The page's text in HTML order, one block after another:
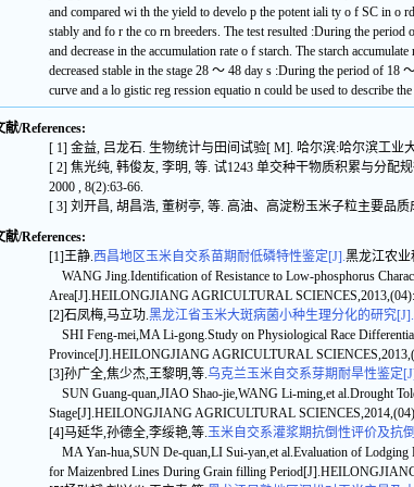
and compared wi th the yield to develo p the potent iali ty o f SC in o
stably and fo r the co rn breeders. The test resulted :During the
and decrease in the accumulation rate o f starch. The starch
decreased stable in the stage 28 ～ 48 day s :During the period of 18
curve and a lo gistic reg ression equatio n could be used to describe
献/References:
[ 1] 金益, 吕龙石. 生物统计与田间试验[ M]. 哈尔滨:哈尔滨工业
[ 2] 焦光纯, 韩俊友, 李明, 等. 试1243 单交种干物质积累与分配
2000 , 8(2):63-66.
[ 3] 刘开昌, 胡昌浩, 董树亭, 等. 高油、高淀粉玉米子粒主要品
献/References:
[1]王静.西昌地区玉米自交系苗期耐低磷特性鉴定[J].黑龙江农业
WANG Jing.Identification of Resistance to Low-phosphorus
Area[J].HEILONGJIANG AGRICULTURAL
[2]石凤梅,马立功.黑龙江省玉米大斑病菌小种生理分化的研究[J].
SHI Feng-mei,MA Li-gong.Study on Physiological Race
Province[J].HEILONGJIANG AGRICULTURAL
[3]孙广全,焦少杰,王黎明,等.乌克兰玉米自交系芽期耐旱性鉴定
SUN Guang-quan,JIAO Shao-jie,WANG Li-ming,et al.Drought
Stage[J].HEILONGJIANG AGRICULTURAL
[4]马延华,孙德全,李绥艳,等.玉米自交系灌浆期抗倒性评价及抗
MA Yan-hua,SUN De-quan,LI Sui-yan,et al.Evaluation of Lodging
for Maizenbred Lines During Grain filling